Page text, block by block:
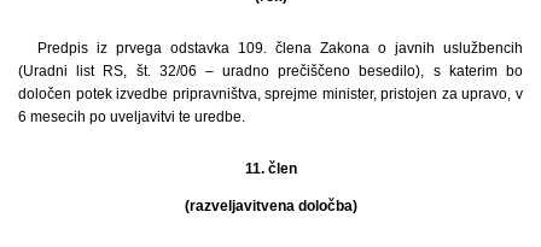
Predpis iz prvega odstavka 109. člena Zakona o javnih uslužbencih
(Uradni list RS, št. 32/06 – uradno prečiščeno besedilo), s katerim bo
določen potek izvedbe pripravništva, sprejme minister, pristojen za upravo, v
6 mesecih po uveljavitvi te uredbe.
11. člen
(razveljavitvena določba)